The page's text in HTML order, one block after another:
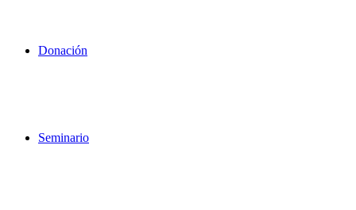
Donación
Seminario